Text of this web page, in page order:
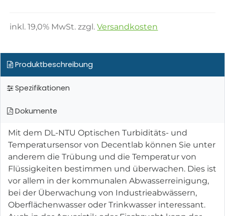
inkl.19,0% MwSt. zzgl.Versandkosten
Produktbeschreibung
Spezifikationen
Dokumente
Mit dem DL-NTU Optischen Turbiditäts- und
Temperatursensor von Decentlab können Sie unter
anderem die Trübung und die Temperatur von
Flüssigkeiten bestimmen und überwachen. Dies ist
vor allem in der kommunalen Abwasserreinigung,
bei der Überwachung von Industrieabwässern,
Oberflächenwasser oder Trinkwasser interessant.